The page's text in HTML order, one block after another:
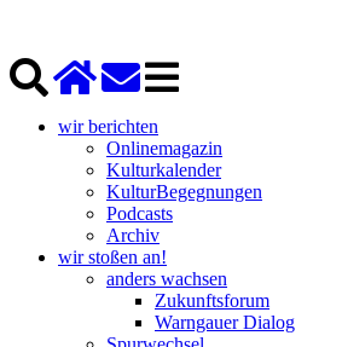
wir berichten
Onlinemagazin
Kulturkalender
KulturBegegnungen
Podcasts
Archiv
wir stoßen an!
anders wachsen
Zukunftsforum
Warngauer Dialog